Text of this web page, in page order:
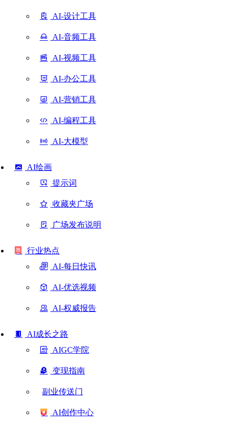
AI-设计工具
AI-音频工具
AI-视频工具
AI-办公工具
AI-营销工具
AI-编程工具
AI-大模型
AI绘画
提示词
收藏夹广场
广场发布说明
行业热点
AI-每日快讯
AI-优选视频
AI-权威报告
AI成长之路
AIGC学院
变现指南
副业传送门
AI创作中心